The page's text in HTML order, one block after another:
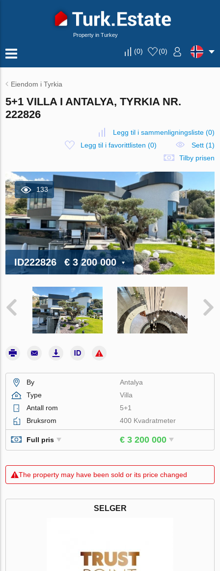
Property in Turkey
(0) (0)
Eiendom i Tyrkia
5+1 VILLA I ANTALYA, TYRKIA NR.
222826
Legg til i sammenligningsliste(0)
Legg til i favorittlisten (0)
Sett (1)
Tilby prisen
133
ID222826 € 3 200 000
By
Antalya
Type
Villa
Antall rom
5+1
Bruksrom
400 Kvadratmeter
Full pris € 3 200 000
The property may have been sold or its price changed
SELGER